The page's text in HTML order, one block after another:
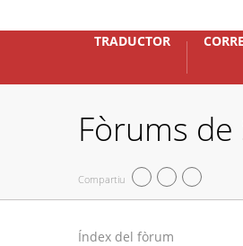
TRADUCTOR
Fòrums de
Compartiu
Índex del fòrum